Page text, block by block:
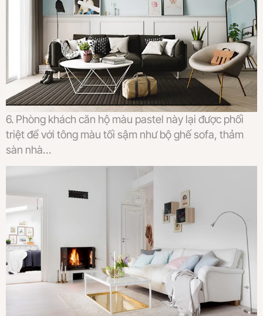
6. Phòng khách căn hộ màu pastel này lại được phối
triệt để với tông màu tối sậm như bộ ghế sofa, thảm
sàn nhà…